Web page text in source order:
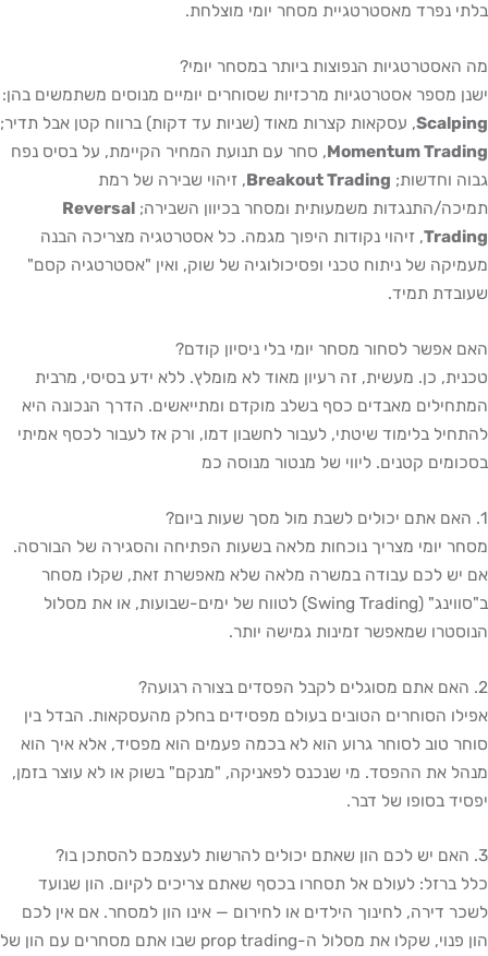
בלתי נפרד מאסטרטגיית מסחר יומי מוצלחת.
מה האסטרטגיות הנפוצות ביותר במסחר יומי?
ישנן מספר אסטרטגיות מרכזיות שסוחרים יומיים מנוסים משתמשים בהן:
Scalping, עסקאות קצרות מאוד (שניות עד דקות) ברווח קטן אבל תדיר;
Momentum Trading, סחר עם תנועת המחיר הקיימת, על בסיס נפח
גבוה וחדשות; Breakout Trading, זיהוי שבירה של רמת
תמיכה/התנגדות משמעותית ומסחר בכיוון השבירה; Reversal
Trading, זיהוי נקודות היפוך מגמה. כל אסטרטגיה מצריכה הבנה
מעמיקה של ניתוח טכני ופסיכולוגיה של שוק, ואין "אסטרטגיה קסם"
שעובדת תמיד.
האם אפשר לסחור מסחר יומי בלי ניסיון קודם?
טכנית, כן. מעשית, זה רעיון מאוד לא מומלץ. ללא ידע בסיסי, מרבית
המתחילים מאבדים כסף בשלב מוקדם ומתייאשים. הדרך הנכונה היא
להתחיל בלימוד שיטתי, לעבור לחשבון דמו, ורק אז לעבור לכסף אמיתי
בסכומים קטנים. ליווי של מנטור מנוסה כמ
1. האם אתם יכולים לשבת מול מסך שעות ביום?
מסחר יומי מצריך נוכחות מלאה בשעות הפתיחה והסגירה של הבורסה.
אם יש לכם עבודה במשרה מלאה שלא מאפשרת זאת, שקלו מסחר
ב"סווינג" (Swing Trading) לטווח של ימים-שבועות, או את מסלול
הנוסטרו שמאפשר זמינות גמישה יותר.
2. האם אתם מסוגלים לקבל הפסדים בצורה רגועה?
אפילו הסוחרים הטובים בעולם מפסידים בחלק מהעסקאות. הבדל בין
סוחר טוב לסוחר גרוע הוא לא בכמה פעמים הוא מפסיד, אלא איך הוא
מנהל את ההפסד. מי שנכנס לפאניקה, "מנקם" בשוק או לא עוצר בזמן,
יפסיד בסופו של דבר.
3. האם יש לכם הון שאתם יכולים להרשות לעצמכם להסתכן בו?
כלל ברזל: לעולם אל תסחרו בכסף שאתם צריכים לקיום. הון שנועד
לשכר דירה, לחינוך הילדים או לחירום — אינו הון למסחר. אם אין לכם
הון פנוי, שקלו את מסלול ה-prop trading שבו אתם מסחרים עם הון של